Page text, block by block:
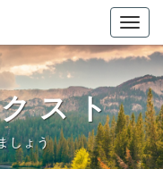
スト
しょう